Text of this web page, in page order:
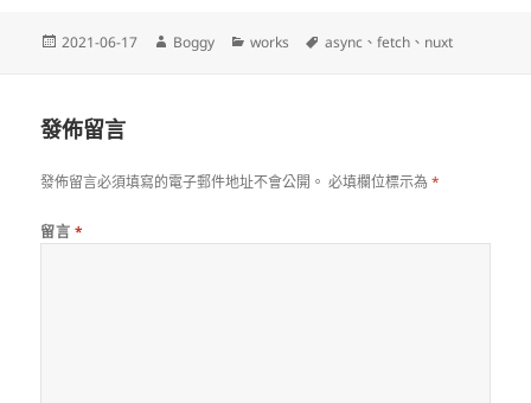
發
2021-06-17
作
Boggy
分
works
標
async 、fetch 、 nuxt
發佈留言
發佈留言必須填寫的電子郵件地址不會公開。 必填欄位標示為*
留言 *